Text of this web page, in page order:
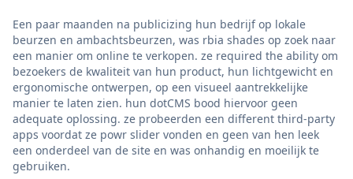
Een paar maanden na publicizing hun bedrijf op lokale
beurzen en ambachtsbeurzen, was rbia shades op zoek naar
een manier om online te verkopen. ze required the ability om
bezoekers de kwaliteit van hun product, hun lichtgewicht en
ergonomische ontwerpen, op een visueel aantrekkelijke
manier te laten zien. hun dotCMS bood hiervoor geen
adequate oplossing. ze probeerden een different third-party
apps voordat ze powr slider vonden en geen van hen leek
een onderdeel van de site en was onhandig en moeilijk te
gebruiken.